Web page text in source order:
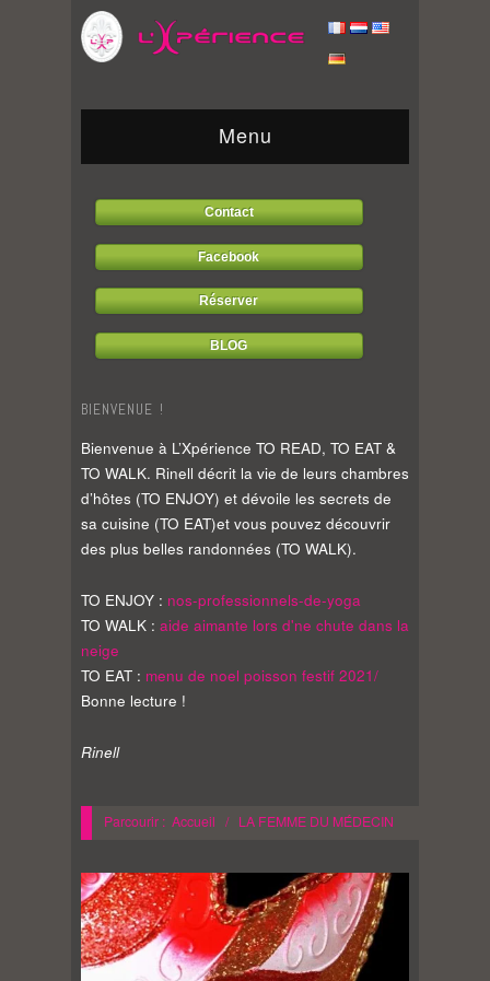
Menu
Contact
Facebook
Réserver
BLOG
BIENVENUE !
Bienvenue à L’Xpérience TO READ, TO EAT &
TO WALK. Rinell décrit la vie de leurs chambres
d’hôtes (TO ENJOY) et dévoile les secrets de
sa cuisine (TO EAT)et vous pouvez découvrir
des plus belles randonnées (TO WALK).
TO ENJOY : nos-professionnels-de-yoga
TO WALK : aide aimante lors d'ne chute dans la
neige
TO EAT : menu de noel poisson festif 2021/
Bonne lecture !
Rinell
Parcourir : Accueil / LA FEMME DU MÉDECIN